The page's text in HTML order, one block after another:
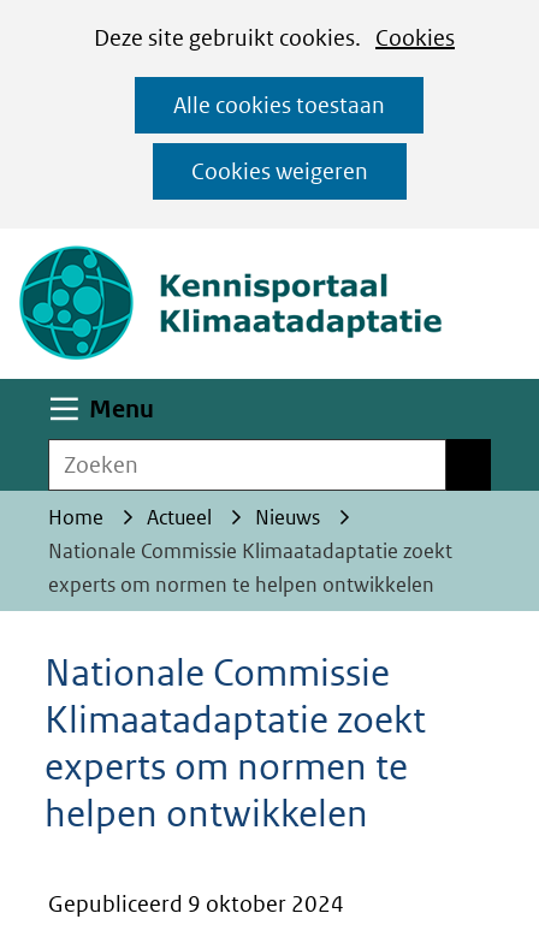
CookiesDeze site gebruikt cookies. Cookies
op
deze
website
worden
toegestaan
geweigerd.
Alle cookies toestaan
Cookies weigeren
Ga
naar
de
inhoud
Menu
Zoeken
Home Actueel
Nieuws
Nationale Commissie Klimaatadaptatie zoekt
experts om normen te helpen ontwikkelen
Nationale Commissie
Klimaatadaptatie zoekt
experts om normen te
helpen ontwikkelen
Gepubliceerd 9 oktober 2024